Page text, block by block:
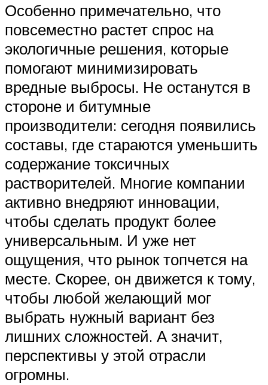
Особенно примечательно, что
повсеместно растет спрос на
экологичные решения, которые
помогают минимизировать
вредные выбросы. Не останутся в
стороне и битумные
производители: сегодня появились
составы, где стараются уменьшить
содержание токсичных
растворителей. Многие компании
активно внедряют инновации,
чтобы сделать продукт более
универсальным. И уже нет
ощущения, что рынок топчется на
месте. Скорее, он движется к тому,
чтобы любой желающий мог
выбрать нужный вариант без
лишних сложностей. А значит,
перспективы у этой отрасли
огромны.